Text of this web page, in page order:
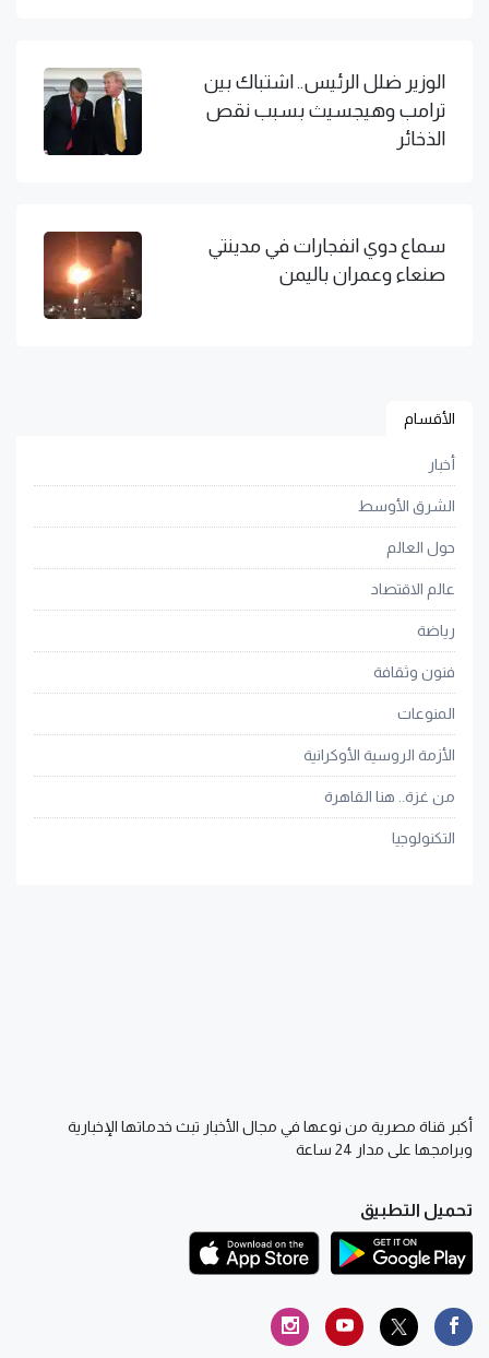
الوزير ضلل الرئيس.. اشتباك بين
ترامب وهيجسيث بسبب نقص
الذخائر
سماع دوي انفجارات في مدينتي
صنعاء وعمران باليمن
الأقسام
أخبار
الشرق الأوسط
حول العالم
عالم الاقتصاد
رياضة
فنون وثقافة
المنوعات
الأزمة الروسية الأوكرانية
من غزة.. هنا القاهرة
التكنولوجيا
أكبر قناة مصرية من نوعها في مجال الأخبار تبث خدماتها الإخبارية
وبرامجها على مدار 24 ساعة
تحميل التطبيق